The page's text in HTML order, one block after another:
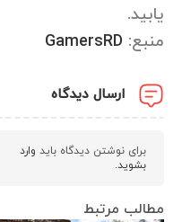
یابید.
منبع: GamersRD
ارسال دیدگاه
برای نوشتن دیدگاه باید وارد
بشوید.
مطالب مرتبط